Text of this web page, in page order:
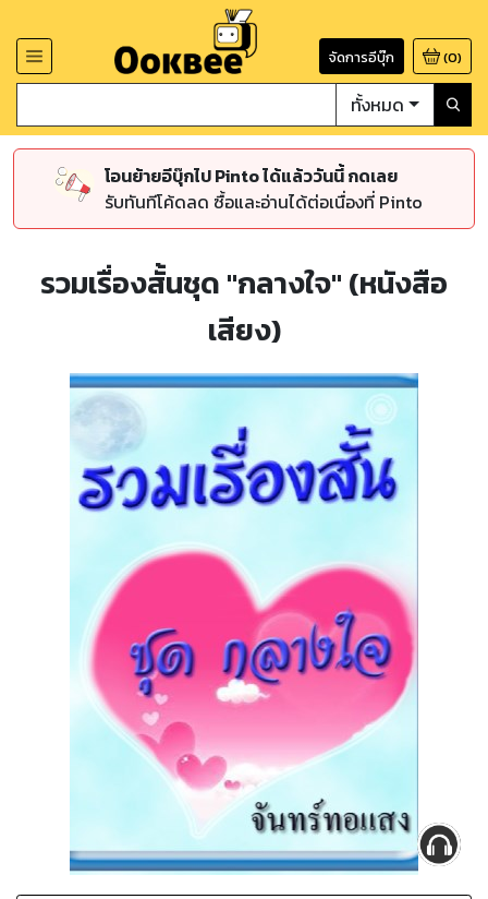
จัดการอีบุ๊ก (0)
ทั้งหมด
โอนย้ายอีบุ๊กไป Pinto ได้แล้ววันนี้ กดเลย
รับทันทีโค้ดลด ซื้อและอ่านได้ต่อเนื่องที่ Pinto
รวมเรื่องสั้นชุด "กลางใจ" (หนังสือ
เสียง)